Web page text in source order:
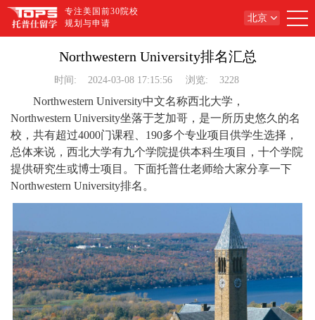
专注美国前30院校
规划与申请
北京
Northwestern University排名汇总
时间: 2024-03-08 17:15:56 浏览: 3228
Northwestern University中文名称西北大学，
Northwestern University坐落于芝加哥，是一所历史悠久的名
校，共有超过4000门课程、190多个专业项目供学生选择，
总体来说，西北大学有九个学院提供本科生项目，十个学院
提供研究生或博士项目。下面托普仕老师给大家分享一下
Northwestern University排名。